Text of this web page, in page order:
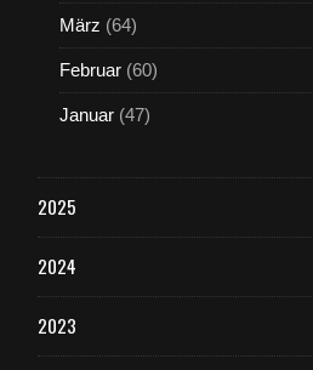
März (64)
Februar (60)
Januar (47)
2025
2024
2023